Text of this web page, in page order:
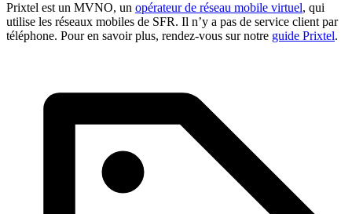
Prixtel est un MVNO, un opérateur de réseau mobile virtuel, qui
utilise les réseaux mobiles de SFR. Il n’y a pas de service client par
téléphone. Pour en savoir plus, rendez-vous sur notre guide Prixtel.